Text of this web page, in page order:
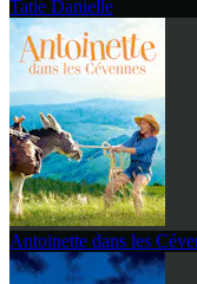
Tatie Danielle
Antoinette dans les